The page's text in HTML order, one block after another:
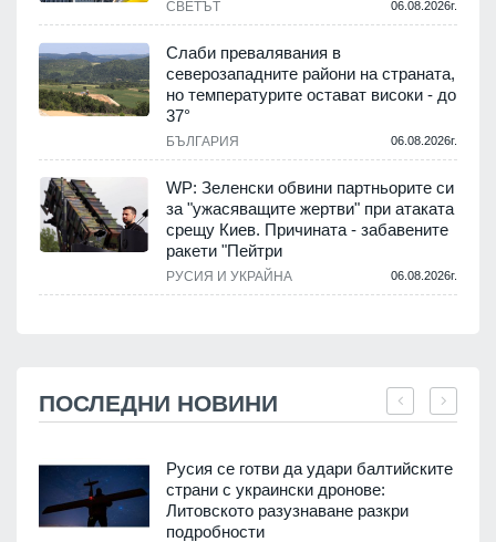
СВЕТЪТ 06.08.2026г.
Слаби превалявания в
северозападните райони на страната,
но температурите остават високи - до
37°
БЪЛГАРИЯ 06.08.2026г.
WP: Зеленски обвини партньорите си
за "ужасяващите жертви" при атаката
срещу Киев. Причината - забавените
ракети "Пейтри
РУСИЯ И УКРАЙНА 06.08.2026г.
ПОСЛЕДНИ НОВИНИ
Русия се готви да удари балтийските
страни с украински дронове:
Литовското разузнаване разкри
подробности